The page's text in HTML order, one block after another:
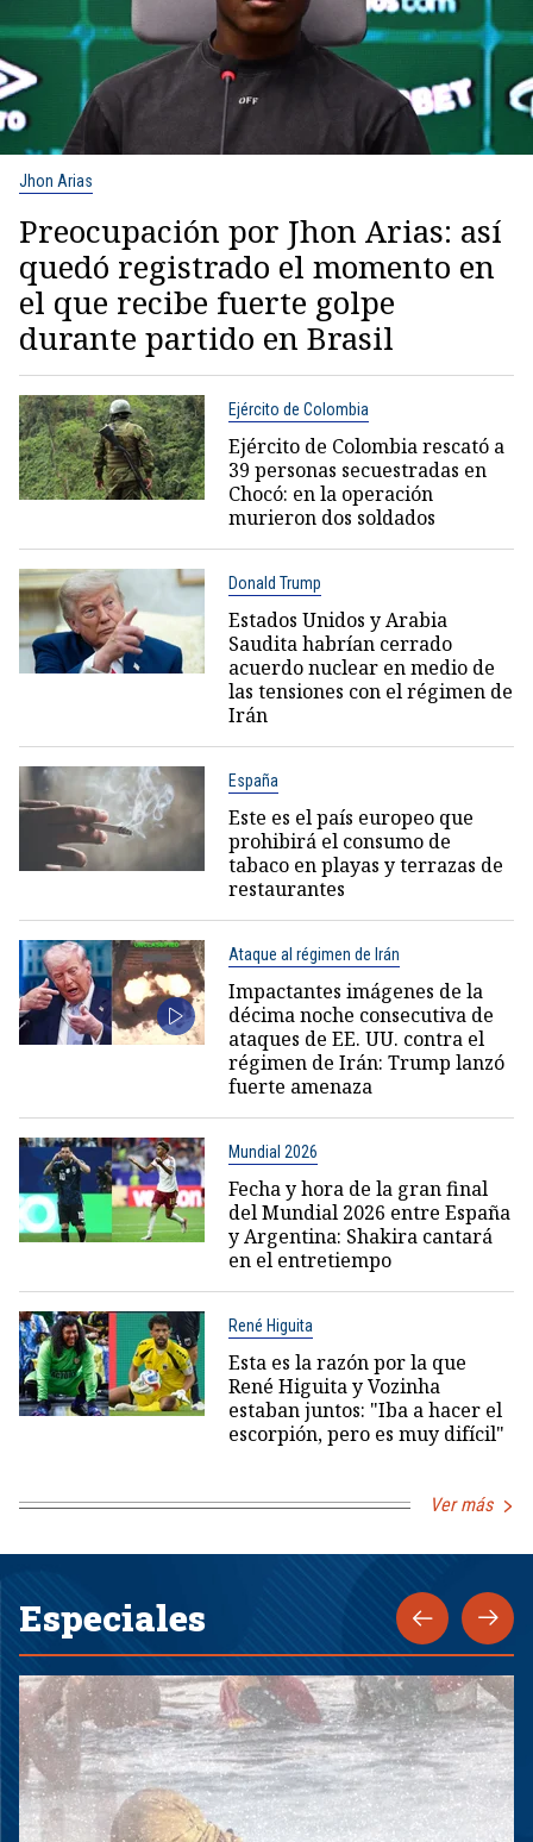
Jhon Arias
Preocupación por Jhon Arias: así
quedó registrado el momento en
el que recibe fuerte golpe
durante partido en Brasil
Ejército de Colombia
Ejército de Colombia rescató a
39 personas secuestradas en
Chocó: en la operación
murieron dos soldados
Donald Trump
Estados Unidos y Arabia
Saudita habrían cerrado
acuerdo nuclear en medio de
las tensiones con el régimen de
Irán
España
Este es el país europeo que
prohibirá el consumo de
tabaco en playas y terrazas de
restaurantes
Ataque al régimen de Irán
Impactantes imágenes de la
décima noche consecutiva de
ataques de EE. UU. contra el
régimen de Irán: Trump lanzó
fuerte amenaza
Mundial 2026
Fecha y hora de la gran final
del Mundial 2026 entre España
y Argentina: Shakira cantará
en el entretiempo
René Higuita
Esta es la razón por la que
René Higuita y Vozinha
estaban juntos: "Iba a hacer el
escorpión, pero es muy difícil"
Ver más
Especiales